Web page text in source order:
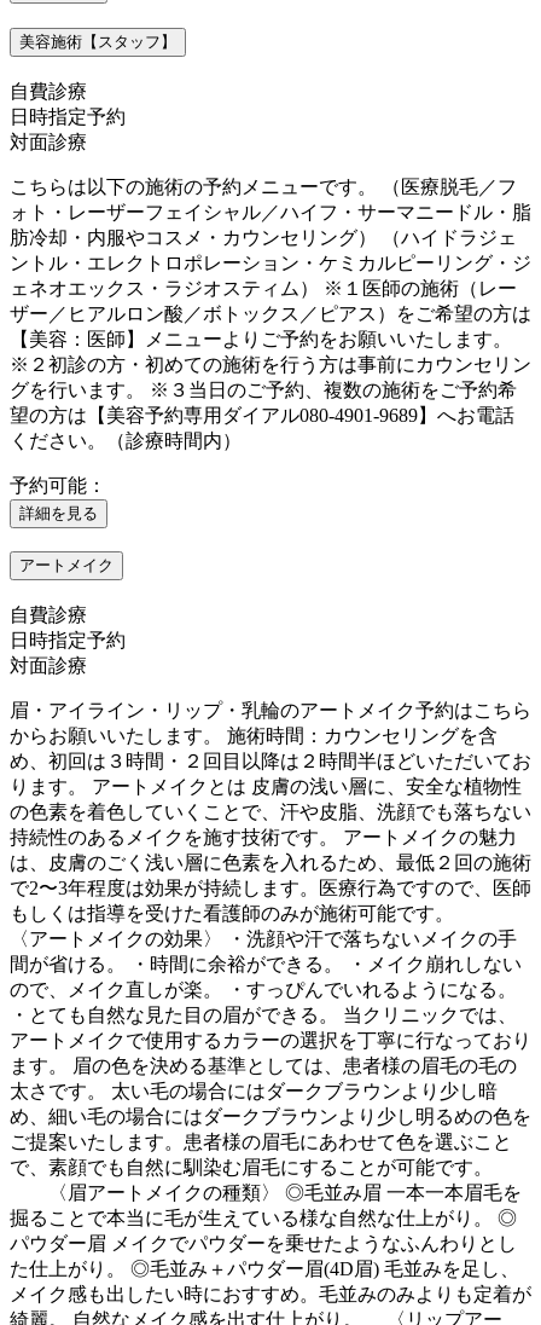
美容施術【スタッフ】
自費診療
日時指定予約
対面診療
こちらは以下の施術の予約メニューです。 （医療脱毛／フ
ォト・レーザーフェイシャル／ハイフ・サーマニードル・脂
肪冷却・内服やコスメ・カウンセリング） （ハイドラジェ
ントル・エレクトロポレーション・ケミカルピーリング・ジ
ェネオエックス・ラジオスティム） ※１医師の施術（レー
ザー／ヒアルロン酸／ボトックス／ピアス）をご希望の方は
【美容：医師】メニューよりご予約をお願いいたします。
※２初診の方・初めての施術を行う方は事前にカウンセリン
グを行います。 ※３当日のご予約、複数の施術をご予約希
望の方は【美容予約専用ダイアル080-4901-9689】へお電話
ください。（診療時間内）
予約可能：
詳細を見る
アートメイク
自費診療
日時指定予約
対面診療
眉・アイライン・リップ・乳輪のアートメイク予約はこちら
からお願いいたします。 施術時間：カウンセリングを含
め、初回は３時間・２回目以降は２時間半ほどいただいてお
ります。 アートメイクとは 皮膚の浅い層に、安全な植物性
の色素を着色していくことで、汗や皮脂、洗顔でも落ちない
持続性のあるメイクを施す技術です。 アートメイクの魅力
は、皮膚のごく浅い層に色素を入れるため、最低２回の施術
で2〜3年程度は効果が持続します。医療行為ですので、医師
もしくは指導を受けた看護師のみが施術可能です。
〈アートメイクの効果〉 ・洗顔や汗で落ちないメイクの手
間が省ける。 ・時間に余裕ができる。 ・メイク崩れしない
ので、メイク直しが楽。 ・すっぴんでいれるようになる。
・とても自然な見た目の眉ができる。 当クリニックでは、
アートメイクで使用するカラーの選択を丁寧に行なっており
ます。 眉の色を決める基準としては、患者様の眉毛の毛の
太さです。 太い毛の場合にはダークブラウンより少し暗
め、細い毛の場合にはダークブラウンより少し明るめの色を
ご提案いたします。患者様の眉毛にあわせて色を選ぶこと
で、素顔でも自然に馴染む眉毛にすることが可能です。
〈眉アートメイクの種類〉 ◎毛並み眉 一本一本眉毛を
掘ることで本当に毛が生えている様な自然な仕上がり。 ◎
パウダー眉 メイクでパウダーを乗せたようなふんわりとし
た仕上がり。 ◎毛並み＋パウダー眉(4D眉) 毛並みを足し、
メイク感も出したい時におすすめ。毛並みのみよりも定着が
綺麗。 自然なメイク感を出す仕上がり。 〈リップアー